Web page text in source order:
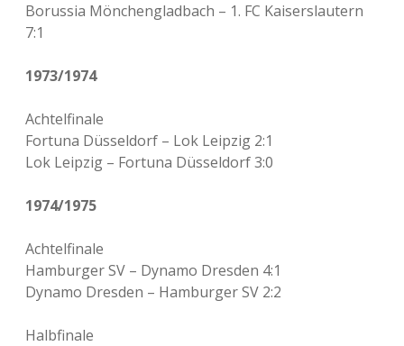
Borussia Mönchengladbach – 1. FC Kaiserslautern
7:1
1973/1974
Achtelfinale
Fortuna Düsseldorf – Lok Leipzig 2:1
Lok Leipzig – Fortuna Düsseldorf 3:0
1974/1975
Achtelfinale
Hamburger SV – Dynamo Dresden 4:1
Dynamo Dresden – Hamburger SV 2:2
Halbfinale